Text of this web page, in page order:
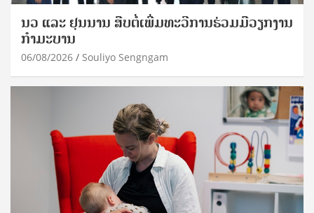
ນວ ແລະ ຢຸນນານ ສືບຕໍ່ເພີ່ມທະວີການຮ່ວມມືວຽກງານ
ກຳມະບານ
06/08/2026 Souliyo Sengngam